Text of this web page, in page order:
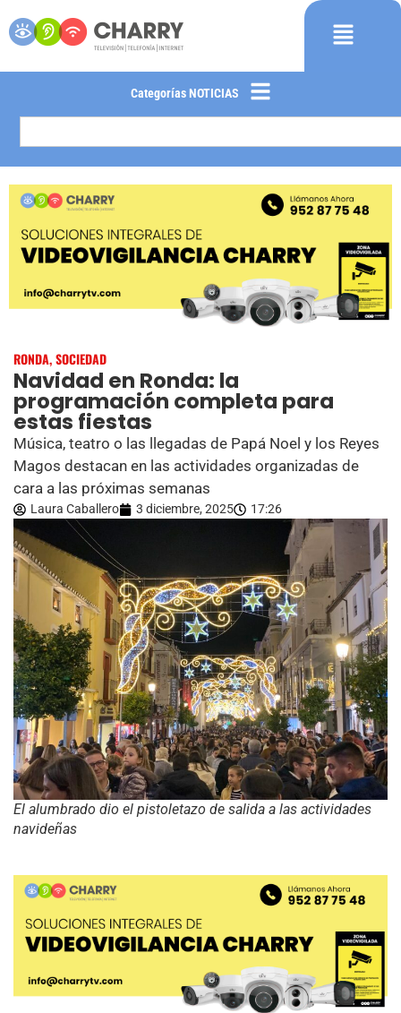
Categorías NOTICIAS
RONDA,SOCIEDAD
Navidad en Ronda: la
programación completa para
estas fiestas
Música, teatro o las llegadas de Papá Noel y los Reyes
Magos destacan en las actividades organizadas de
cara a las próximas semanas
Laura Caballero 3 diciembre, 2025 17:26
El alumbrado dio el pistoletazo de salida a las actividades
navideñas